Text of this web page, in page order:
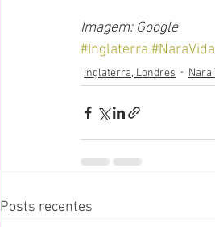
Imagem: Google
#Inglaterra
Inglaterra, Londres Nara
Posts recentes